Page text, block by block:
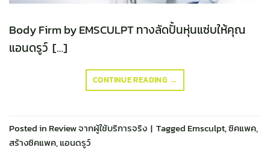
Body Firm by EMSCULPT ทางลัดปั้นหุ่นแซ่บให้คุณ
แอนดรูว์ […]
CONTINUE READING →
Posted in Review จากผู้ใช้บริการจริง | Tagged Emsculpt,ซิคแพค,
สร้างซิคแพค,แอนดรูว์